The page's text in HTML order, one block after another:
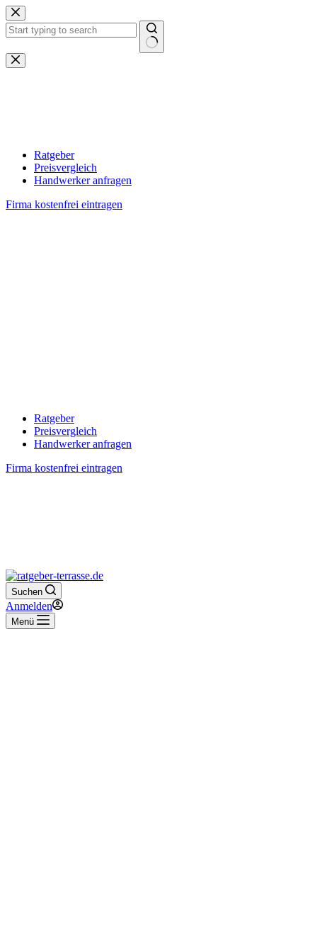
Zum
Inhalt
springen
Keine
Ergebnisse
Ratgeber
Preisvergleich
Handwerker anfragen
Firma kostenfrei eintragen
Ratgeber
Preisvergleich
Handwerker anfragen
Firma kostenfrei eintragen
Suchen
Anmelden
Menü